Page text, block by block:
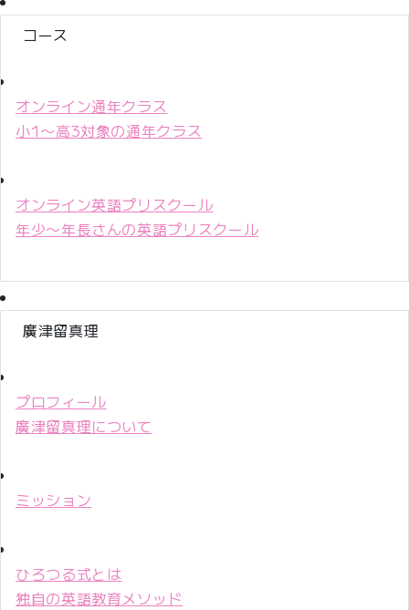
コース
オンライン通年クラス
小1〜高3対象の通年クラス
オンライン英語プリスクール
年少〜年長さんの英語プリスクール
廣津留真理
プロフィール
廣津留真理について
ミッション
ひろつる式とは
独自の英語教育メソッド